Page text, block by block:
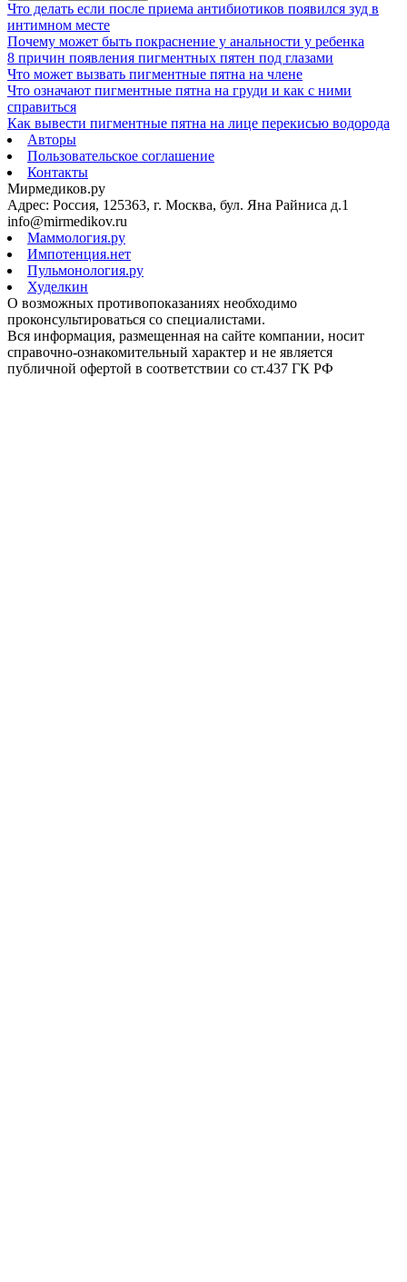
Что делать если после приема антибиотиков появился зуд в
интимном месте
Почему может быть покраснение у анальности у ребенка
8 причин появления пигментных пятен под глазами
Что может вызвать пигментные пятна на члене
Что означают пигментные пятна на груди и как с ними
справиться
Как вывести пигментные пятна на лице перекисью водорода
Авторы
Пользовательское соглашение
Контакты
Мирмедиков.ру
Адрес: Россия, 125363, г. Москва, бул. Яна Райниса д.1
info@mirmedikov.ru
Маммология.ру
Импотенция.нет
Пульмонология.ру
Худелкин
О возможных противопоказаниях необходимо
проконсультироваться со специалистами.
Вся информация, размещенная на сайте компании, носит
справочно-ознакомительный характер и не является
публичной офертой в соответствии со ст.437 ГК РФ